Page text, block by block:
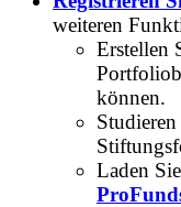
weiteren
Erstellen
können.
Laden